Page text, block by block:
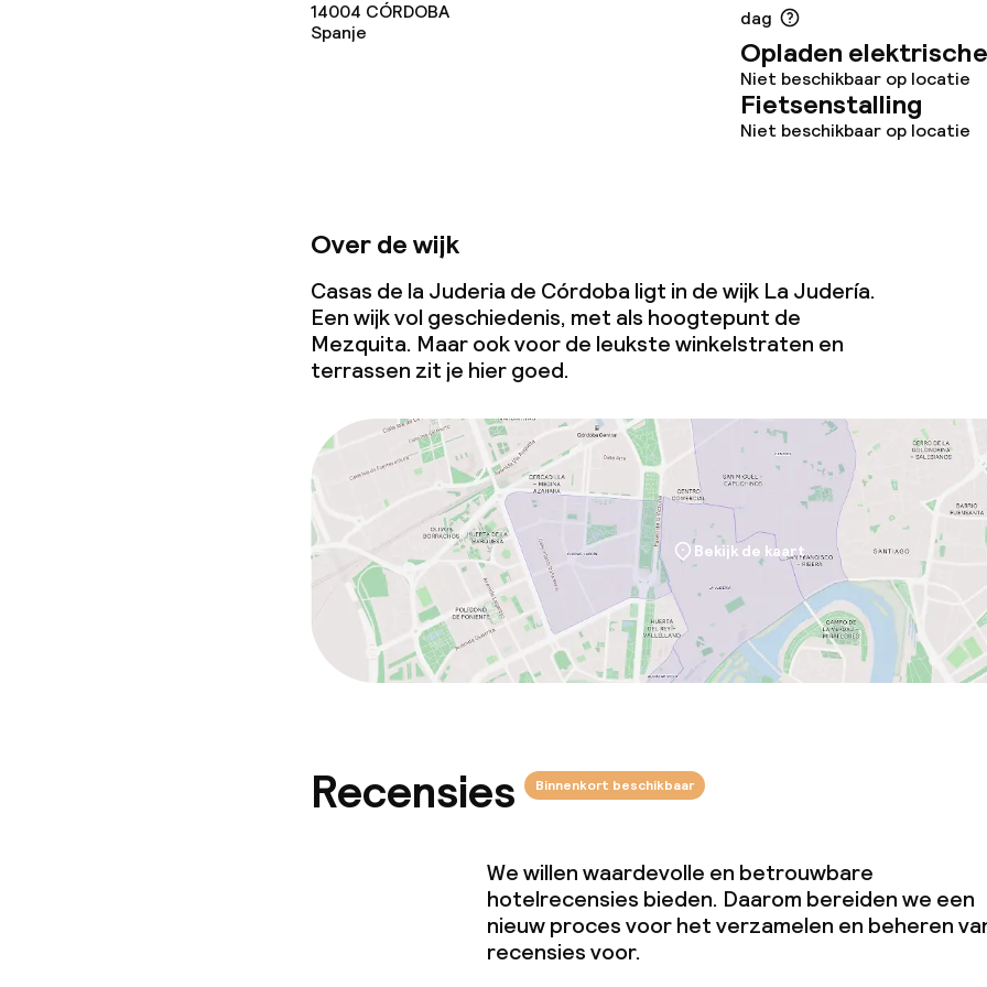
Zakelijke faciliteiten
Conferentieruimte
Beleid
Borg bij aankomst
Overal rookvrij
14004 CÓRDOBA
Spanje
dag
Opladen
Niet beschikbaar op locatie
Fietsenstalling
Niet beschikbaar op locatie
Over de wijk
Casas de la Juderia de Córdoba ligt in de wijk La Judería.
Een wijk vol geschiedenis, met als hoogtepunt de
Mezquita. Maar ook voor de leukste winkelstraten en
terrassen zit je hier goed.
Bekijk de kaart
Recensies Binnenkort beschikbaar
We willen waardevolle en betrouwbare
hotelrecensies bieden. Daarom bereiden we een
nieuw proces voor het verzamelen en beheren
recensies voor.